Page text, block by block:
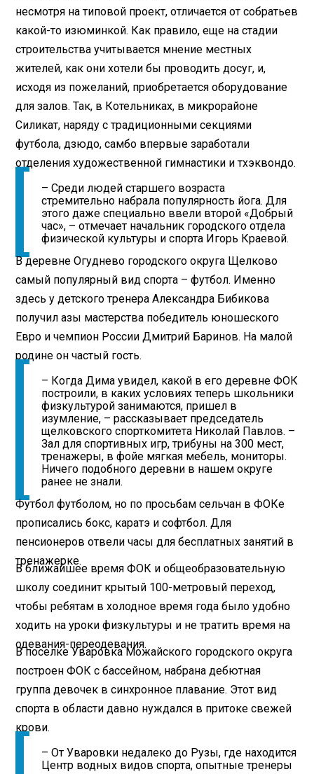
несмотря на типовой проект, отличается от собратьев
какой-то изюминкой. Как правило, еще на стадии
строительства учитывается мнение местных
жителей, как они хотели бы проводить досуг, и,
исходя из пожеланий, приобретается оборудование
для залов. Так, в Котельниках, в микрорайоне
Силикат, наряду с традиционными секциями
футбола, дзюдо, самбо впервые заработали
отделения художественной гимнастики и тхэквондо.
– Среди людей старшего возраста
стремительно набрала популярность йога. Для
этого даже специально ввели второй «Добрый
час», – отмечает начальник городского отдела
физической культуры и спорта Игорь Краевой.
В деревне Огуднево городского округа Щелково
самый популярный вид спорта – футбол. Именно
здесь у детского тренера Александра Бибикова
получил азы мастерства победитель юношеского
Евро и чемпион России Дмитрий Баринов. На малой
родине он частый гость.
– Когда Дима увидел, какой в его деревне ФОК
построили, в каких условиях теперь школьники
физкультурой занимаются, пришел в
изумление, – рассказывает председатель
щелковского спорткомитета Николай Павлов. –
Зал для спортивных игр, трибуны на 300 мест,
тренажеры, в фойе мягкая мебель, мониторы.
Ничего подобного деревни в нашем округе
ранее не знали.
Футбол футболом, но по просьбам сельчан в ФОКе
прописались бокс, каратэ и софтбол. Для
пенсионеров отвели часы для бесплатных занятий в
тренажерке.
В ближайшее время ФОК и общеобразовательную
школу соединит крытый 100-метровый переход,
чтобы ребятам в холодное время года было удобно
ходить на уроки физкультуры и не тратить время на
одевания-­переодевания.
В поселке Уваровка Можайского городского округа
построен ФОК с бассейном, набрана дебютная
группа девочек в синхронное плавание. Этот вид
спорта в области давно нуждался в притоке свежей
крови.
– От Уваровки недалеко до Рузы, где находится
Центр водных видов спорта, опытные тренеры